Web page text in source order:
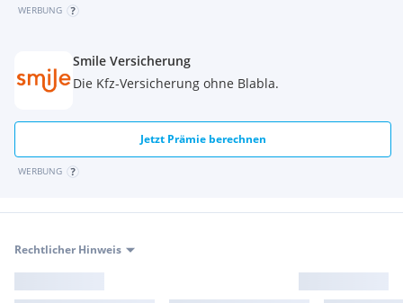
WERBUNG
Smile Versicherung
Die Kfz-Versicherung ohne Blabla.
Jetzt Prämie berechnen
WERBUNG
Rechtlicher Hinweis